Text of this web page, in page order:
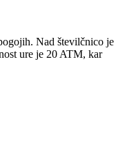
Nad številčnico je
ure je 20 ATM, kar